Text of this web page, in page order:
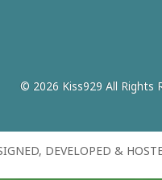
© 2026 Kiss929 All Rights
DEVELOPED &